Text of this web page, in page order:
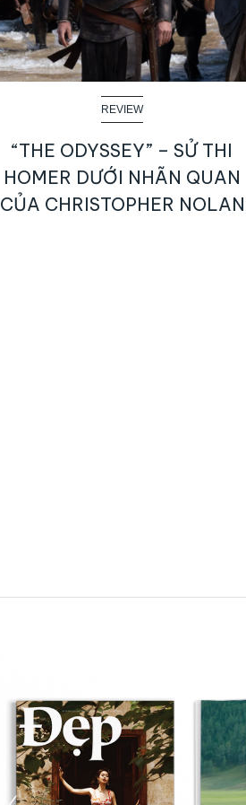
REVIEW
“THE ODYSSEY” – SỬ THI
HOMER DƯỚI NHÃN QUAN
CỦA CHRISTOPHER NOLAN